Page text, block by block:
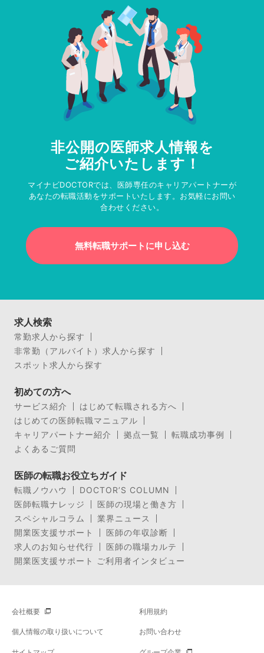
非公開の医師求人情報を
ご紹介いたします！
マイナビDOCTORでは、医師専任のキャリアパートナーが
あなたの転職活動をサポートいたします。お気軽にお問い
合わせください。
無料転職サポートに申し込む
求人検索
常勤求人から探す
非常勤（アルバイト）求人から探す
スポット求人から探す
初めての方へ
サービス紹介
はじめて転職される方へ
はじめての医師転職マニュアル
キャリアパートナー紹介
拠点一覧
転職成功事例
よくあるご質問
医師の転職お役立ちガイド
転職ノウハウ
DOCTOR’S COLUMN
医師転職ナレッジ
医師の現場と働き方
スペシャルコラム
業界ニュース
開業医支援サポート
医師の年収診断
求人のお知らせ代行
医師の職場カルテ
開業医支援サポート ご利用者インタビュー
会社概要 利用規約
個人情報の取り扱いについて お問い合わせ